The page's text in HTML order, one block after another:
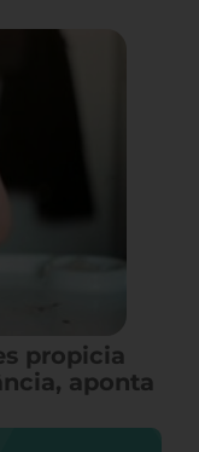
propicia
aponta